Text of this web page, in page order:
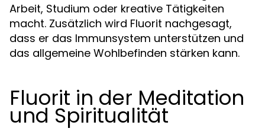
Arbeit, Studium oder kreative Tätigkeiten
macht. Zusätzlich wird Fluorit nachgesagt,
dass er das Immunsystem unterstützen und
das allgemeine Wohlbefinden stärken kann.
Fluorit in der Meditation
und Spiritualität